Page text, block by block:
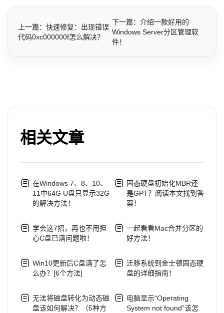
上一篇：快速修复：出现错误
代码0xc000000f怎么解决？
下一篇：介绍一款好用的
Windows Server分区管理软
件！
相关文章
在Windows 7、8、10、
11中64G U盘只显示32G
的解决方法！
学会这7招，再也不用担
心C盘已满问题啦！
Win10更新后C盘满了怎
么办？[6个方法]
无法将磁盘转化为动态磁
盘该如何解决？（5种方
固态硬盘初始化MBR还
是GPT？阅读本文找到答
案！
一起看看Mac合并分区的
好方法！
迁移系统到金士顿固态硬
盘的详细指南！
电脑显示“Operating
System not found”该怎